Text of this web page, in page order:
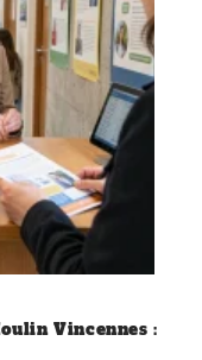
Vincennes :